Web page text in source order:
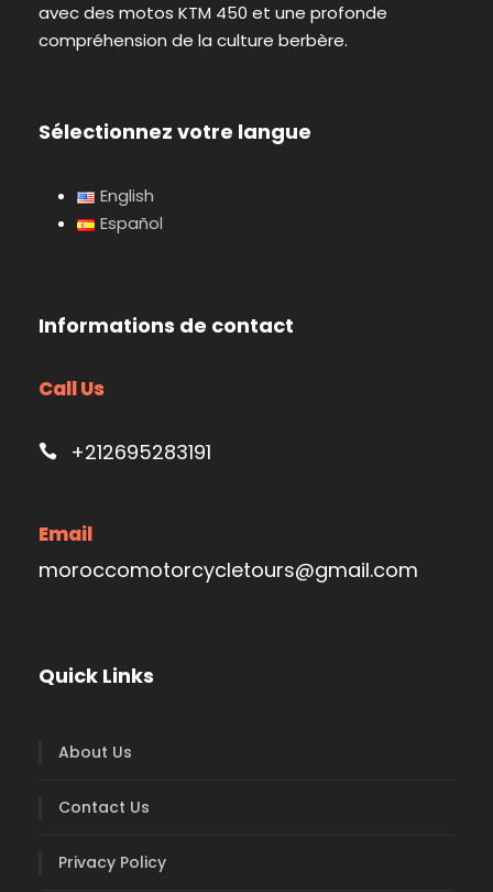
avec des motos KTM 450 et une profonde
compréhension de la culture berbère.
Sélectionnez votre langue
English
Español
Informations de contact
Call Us
+212695283191
Email
moroccomotorcycletours@gmail.com
Quick Links
About Us
Contact Us
Privacy Policy